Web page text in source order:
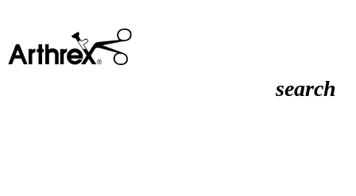
search